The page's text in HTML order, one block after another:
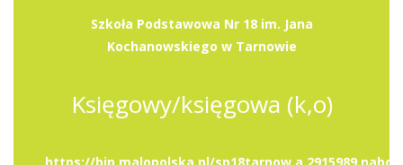
Szkoła Podstawowa Nr 18 im. Jana
Kochanowskiego w Tarnowie
Księgowy/księgowa (k,o)